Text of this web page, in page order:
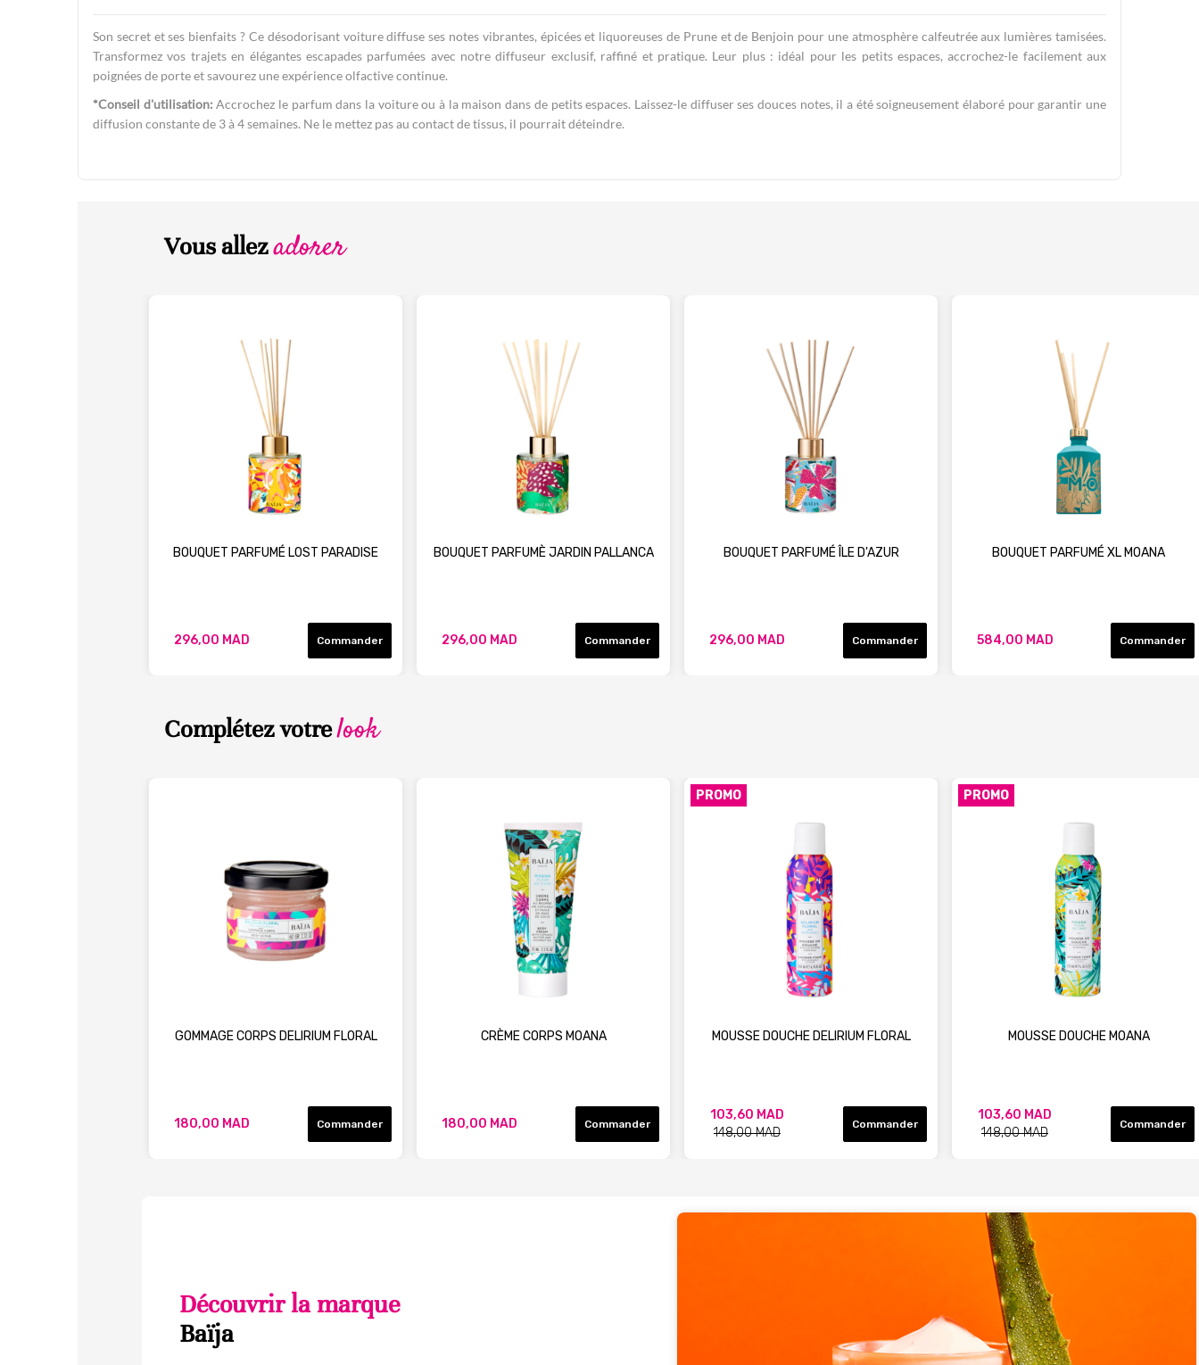
Son secret et ses bienfaits ? Ce désodorisant voiture diffuse ses notes vibrantes, épicées et liquoreuses de Prune et de Benjoin pour une atmosphère calfeutrée aux lumières tamisées.
Transformez vos trajets en élégantes escapades parfumées avec notre diffuseur exclusif, raffiné et pratique. Leur plus : idéal pour les petits espaces, accrochez-le facilement aux
poignées de porte et savourez une expérience olfactive continue.
*Conseil d'utilisation:Accrochez le parfum dans la voiture ou à la maison dans de petits espaces. Laissez-le diffuser ses douces notes, il a été soigneusement élaboré pour garantir une
diffusion constante de 3 à 4 semaines. Ne le mettez pas au contact de tissus, il pourrait déteindre.
Vous allezadorer
BOUQUET PARFUMÉ LOST PARADISE
296,00 MAD Commander
BOUQUET PARFUMÈ JARDIN PALLANCA
296,00 MAD Commander
BOUQUET PARFUMÉ ÎLE D'AZUR
296,00 MAD Commander
BOUQUET PARFUMÉ XL MOANA
584,00 MAD Commander
Complétez votrelook
GOMMAGE CORPS DELIRIUM FLORAL
180,00 MAD Commander
CRÈME CORPS MOANA
180,00 MAD Commander
PROMO
MOUSSE DOUCHE DELIRIUM FLORAL
103,60 MAD
148,00 MAD
Commander
PROMO
MOUSSE DOUCHE MOANA
103,60 MAD
148,00 MAD
Commander
Découvrir la marque
Baïja